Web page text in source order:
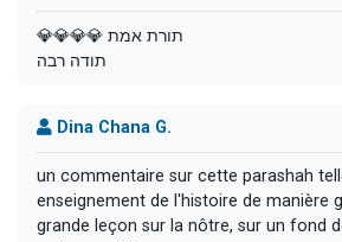
💎💎💎💎 תורת אמת
תודה רבה
Dina Chana G.
un commentaire sur cette parashah
enseignement de l'histoire de manière
grande leçon sur la nôtre, sur un fond